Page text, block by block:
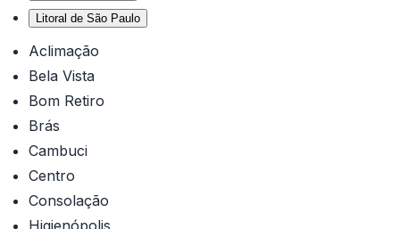
Litoral de São Paulo
Aclimação
Bela Vista
Bom Retiro
Brás
Cambuci
Centro
Consolação